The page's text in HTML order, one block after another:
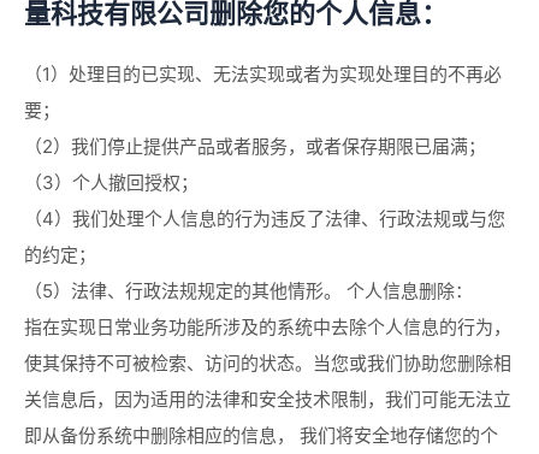
量科技有限公司删除您的个人信息：
（1）处理目的已实现、无法实现或者为实现处理目的不再必
要；
（2）我们停止提供产品或者服务，或者保存期限已届满；
（3）个人撤回授权；
（4）我们处理个人信息的行为违反了法律、行政法规或与您
的约定；
（5）法律、行政法规规定的其他情形。 个人信息删除：
指在实现日常业务功能所涉及的系统中去除个人信息的行为，
使其保持不可被检索、访问的状态。当您或我们协助您删除相
关信息后，因为适用的法律和安全技术限制，我们可能无法立
即从备份系统中删除相应的信息， 我们将安全地存储您的个